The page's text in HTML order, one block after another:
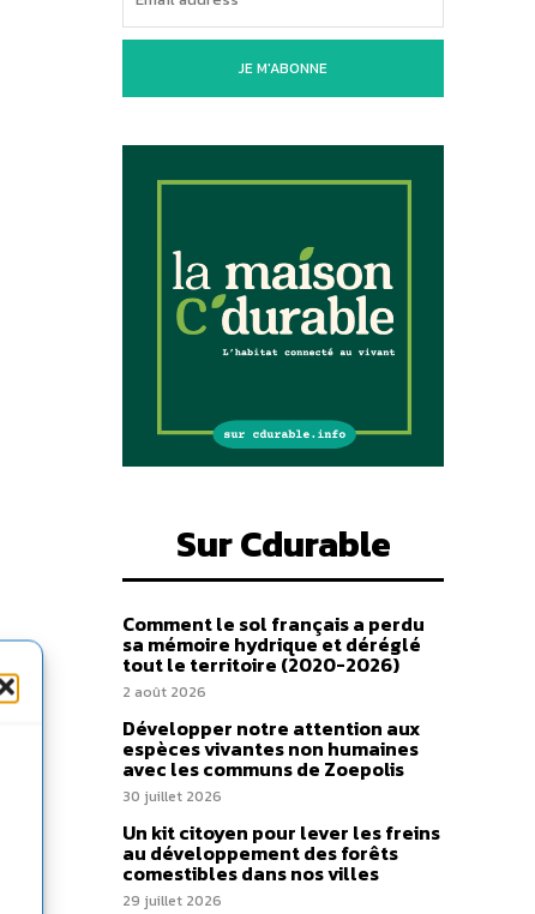
JE M'ABONNE
Sur Cdurable
Comment le sol français a perdu
sa mémoire hydrique et déréglé
tout le territoire (2020-2026)
2 août 2026
Développer notre attention aux
espèces vivantes non humaines
avec les communs de Zoepolis
30 juillet 2026
Un kit citoyen pour lever les freins
au développement des forêts
comestibles dans nos villes
29 juillet 2026